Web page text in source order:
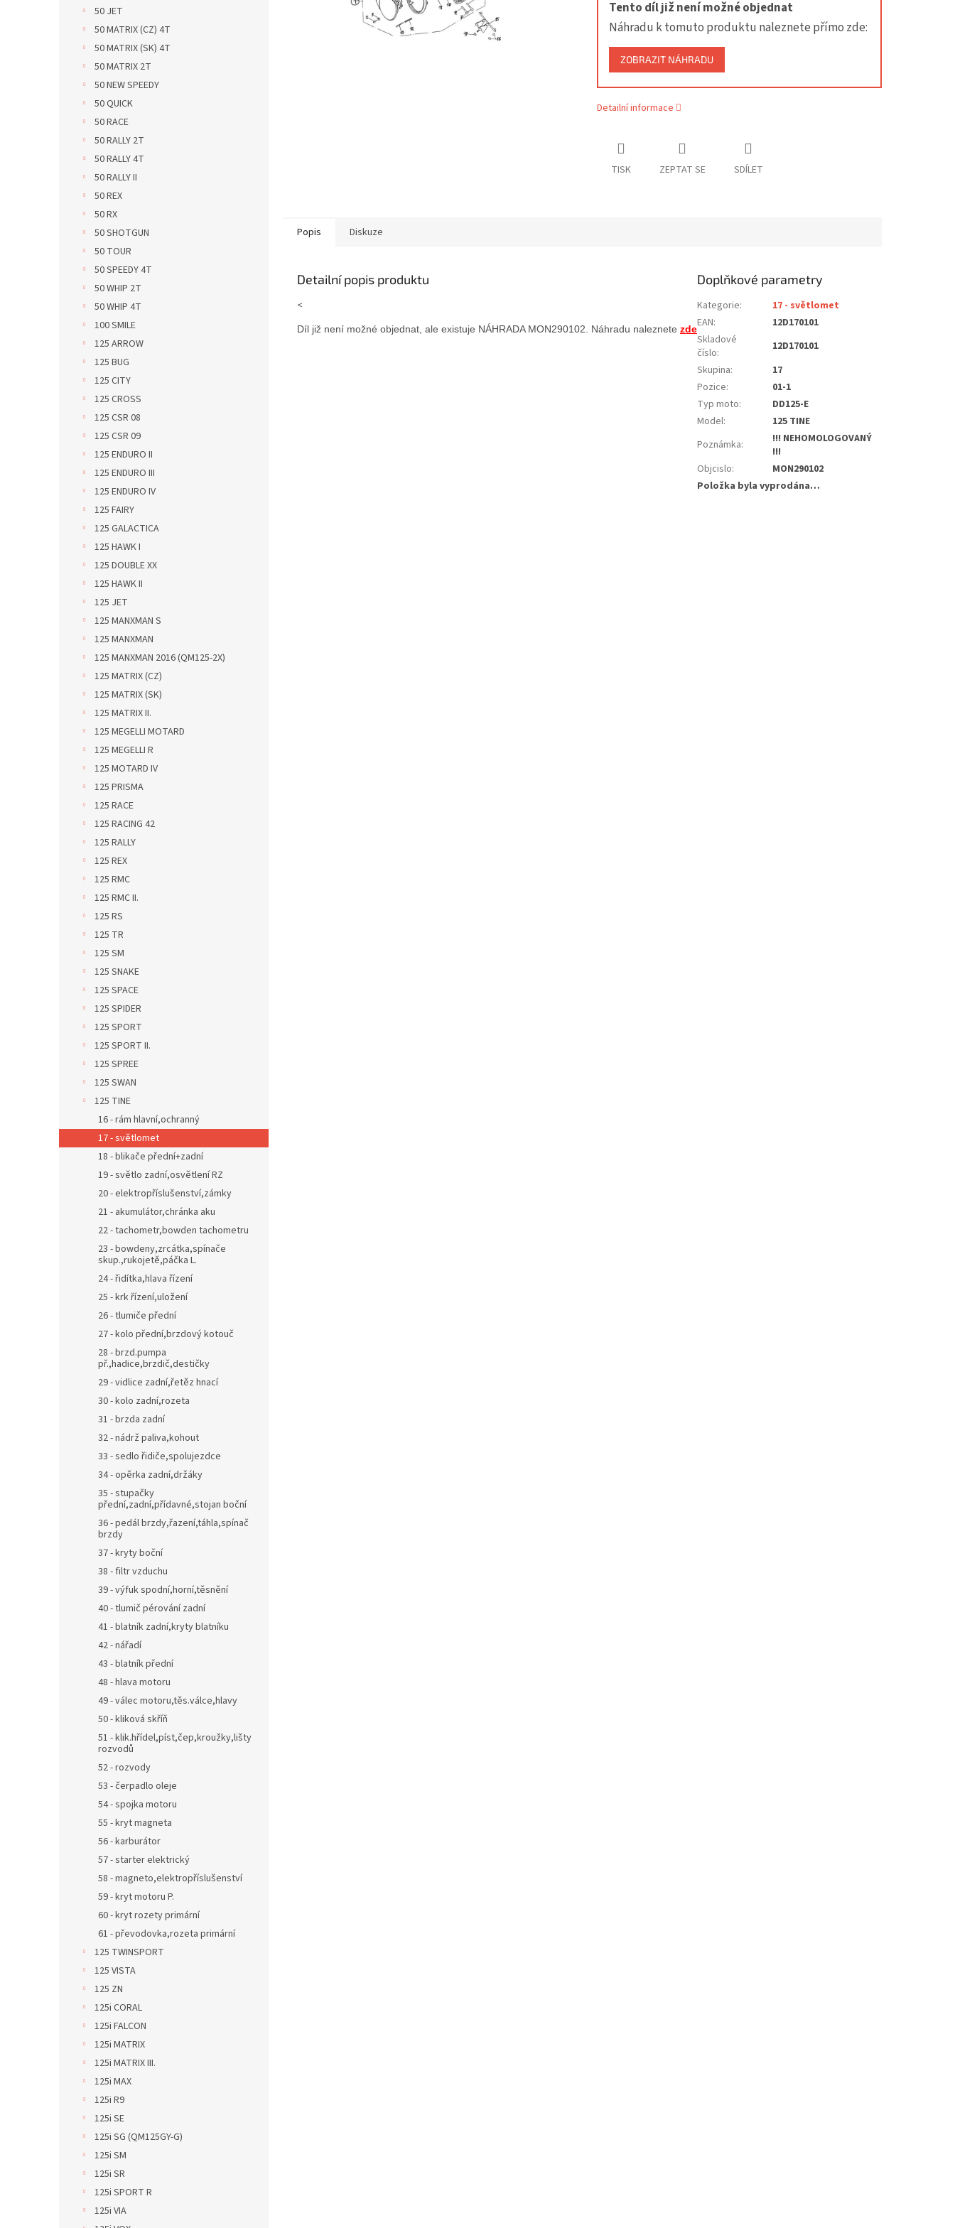
50 JET
50 MATRIX (CZ) 4T
50 MATRIX (SK) 4T
50 MATRIX 2T
50 NEW SPEEDY
50 QUICK
50 RACE
50 RALLY 2T
50 RALLY 4T
50 RALLY II
50 REX
50 RX
50 SHOTGUN
50 TOUR
50 SPEEDY 4T
50 WHIP 2T
50 WHIP 4T
100 SMILE
125 ARROW
125 BUG
125 CITY
125 CROSS
125 CSR 08
125 CSR 09
125 ENDURO II
125 ENDURO III
125 ENDURO IV
125 FAIRY
125 GALACTICA
125 HAWK I
125 DOUBLE XX
125 HAWK II
125 JET
125 MANXMAN S
125 MANXMAN
125 MANXMAN 2016 (QM125-2X)
125 MATRIX (CZ)
125 MATRIX (SK)
125 MATRIX II.
125 MEGELLI MOTARD
125 MEGELLI R
125 MOTARD IV
125 PRISMA
125 RACE
125 RACING 42
125 RALLY
125 REX
125 RMC
125 RMC II.
125 RS
125 TR
125 SM
125 SNAKE
125 SPACE
125 SPIDER
125 SPORT
125 SPORT II.
125 SPREE
125 SWAN
125 TINE
16 - rám hlavní,ochranný
17 - světlomet
18 - blikače přední+zadní
19 - světlo zadní,osvětlení RZ
20 - elektropříslušenství,zámky
21 - akumulátor,chránka aku
22 - tachometr,bowden tachometru
23 - bowdeny,zrcátka,spínače
skup.,rukojetě,páčka L.
24 - řidítka,hlava řízení
25 - krk řízení,uložení
26 - tlumiče přední
27 - kolo přední,brzdový kotouč
28 - brzd.pumpa
př.,hadice,brzdič,destičky
29 - vidlice zadní,řetěz hnací
30 - kolo zadní,rozeta
31 - brzda zadní
32 - nádrž paliva,kohout
33 - sedlo řidiče,spolujezdce
34 - opěrka zadní,držáky
35 - stupačky
přední,zadní,přídavné,stojan boční
36 - pedál brzdy,řazení,táhla,spínač
brzdy
37 - kryty boční
38 - filtr vzduchu
39 - výfuk spodní,horní,těsnění
40 - tlumič pérování zadní
41 - blatník zadní,kryty blatníku
42 - nářadí
43 - blatník přední
48 - hlava motoru
49 - válec motoru,těs.válce,hlavy
50 - kliková skříň
51 - klik.hřídel,píst,čep,kroužky,lišty
rozvodů
52 - rozvody
53 - čerpadlo oleje
54 - spojka motoru
55 - kryt magneta
56 - karburátor
57 - starter elektrický
58 - magneto,elektropříslušenství
59 - kryt motoru P.
60 - kryt rozety primární
61 - převodovka,rozeta primární
125 TWINSPORT
125 VISTA
125 ZN
125i CORAL
125i FALCON
125i MATRIX
125i MATRIX III.
125i MAX
125i R9
125i SE
125i SG (QM125GY-G)
125i SM
125i SR
125i SPORT R
125i VIA
Tento díl již není možné objednat
Náhradu k tomuto produktu naleznete přímo zde:
ZOBRAZIT NÁHRADU
Detailní informace
TISK ZEPTAT SE SDÍLET
Popis Diskuze
Detailní popis produktu
<
Díl již není možné objednat, ale existuje NÁHRADA MON290102. Náhradu naleznete zde
Doplňkové parametry
Kategorie:
17 - světlomet
EAN:
12D170101
Skladové
číslo:
12D170101
Skupina:
17
Pozice:
01-1
Typ moto:
DD125-E
Model:
125 TINE
Poznámka:
!!! NEHOMOLOGOVANÝ
!!!
Objcislo:
MON290102
Položka byla vyprodána…